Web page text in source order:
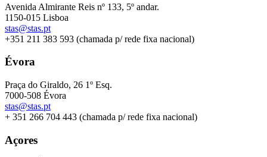
Avenida Almirante Reis nº 133, 5º andar.
1150-015 Lisboa
stas@stas.pt
+351 211 383 593 (chamada p/ rede fixa nacional)
Évora
Praça do Giraldo, 26 1º Esq.
7000-508 Évora
stas@stas.pt
+ 351 266 704 443 (chamada p/ rede fixa nacional)
Açores